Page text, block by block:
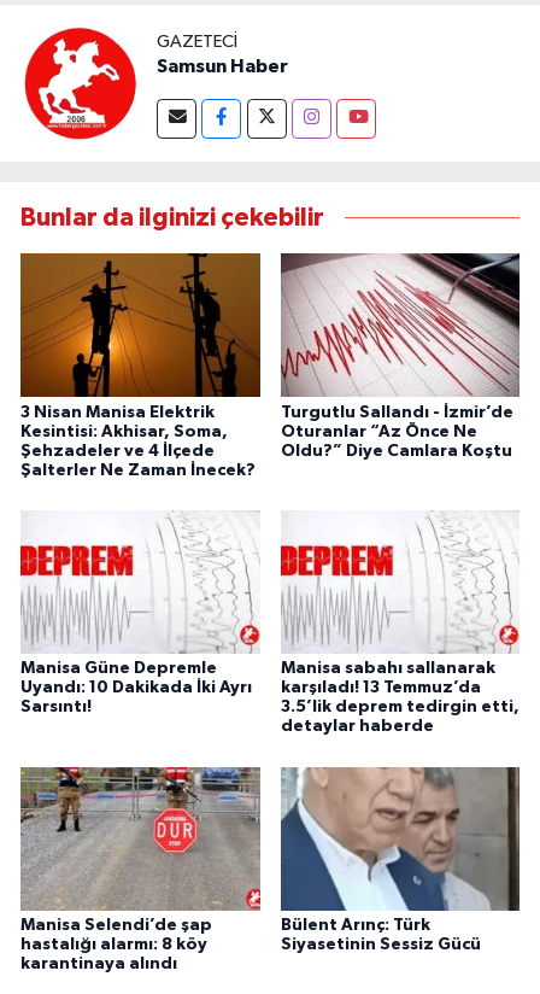
GAZETECI
Samsun Haber
Bunlar da ilginizi çekebilir
3 Nisan Manisa Elektrik
Kesintisi: Akhisar, Soma,
Şehzadeler ve 4 İlçede
Şalterler Ne Zaman İnecek?
Turgutlu Sallandı - İzmir’de
Oturanlar “Az Önce Ne
Oldu?” Diye Camlara Koştu
Manisa Güne Depremle
Uyandı: 10 Dakikada İki Ayrı
Sarsıntı!
Manisa sabahı sallanarak
karşıladı! 13 Temmuz’da
3.5’lik deprem tedirgin etti,
detaylar haberde
Manisa Selendi’de şap
hastalığı alarmı: 8 köy
karantinaya alındı
Bülent Arınç: Türk
Siyasetinin Sessiz Gücü